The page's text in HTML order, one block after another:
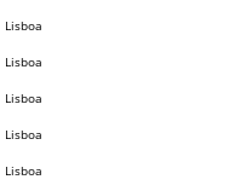
Lisboa
Lisboa
Lisboa
Lisboa
Lisboa